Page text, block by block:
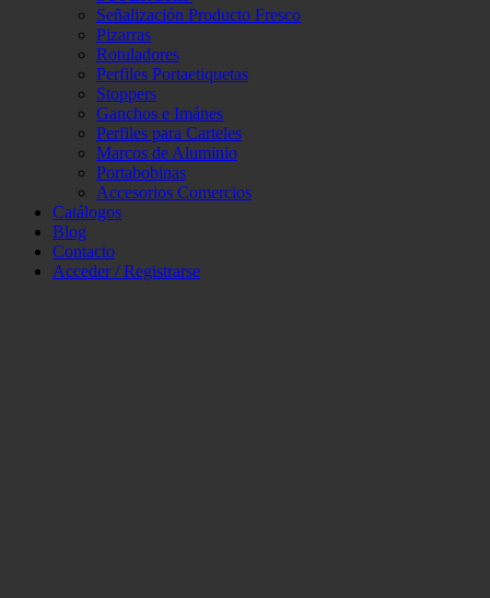
Señalización Producto Fresco
Pizarras
Rotuladores
Perfiles Portaetiquetas
Stoppers
Ganchos e Imánes
Perfiles para Carteles
Marcos de Aluminio
Portabobinas
Accesorios Comercios
Catálogos
Blog
Contacto
Acceder / Registrarse